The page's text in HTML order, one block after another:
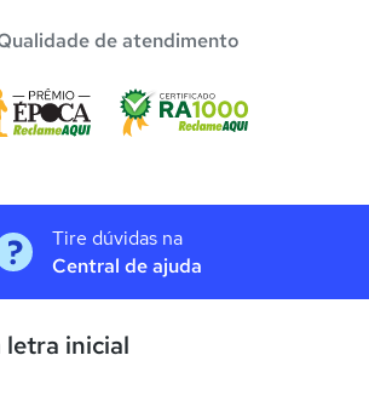
de atendimento
Tire dúvidas na
Central de ajuda
letra inicial